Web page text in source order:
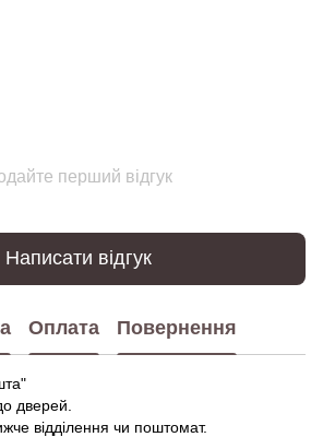
перший відгук
Написати відгук
Оплата Повернення
дверей.
відділення чи поштомат.